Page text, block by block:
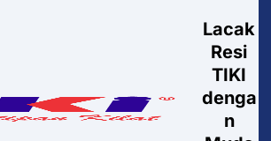
Lacak
Resi
TIKI
denga
n